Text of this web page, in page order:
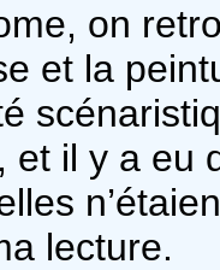
on
et la
et il y a eu
lecture.